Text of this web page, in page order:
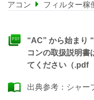
アコン
フィルター稼
“AC” から始まり
コンの取扱説明書
てください（
出典参考： シャー